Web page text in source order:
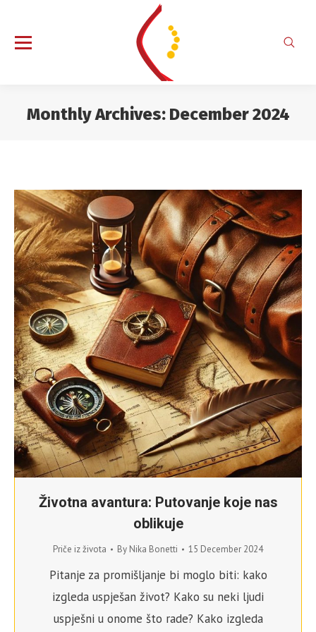
Monthly Archives: December 2024
Životna avantura: Putovanje koje nas
oblikuje
Priče iz života By Nika Bonetti 15 December 2024
Pitanje za promišljanje bi moglo biti: kako
izgleda uspješan život? Kako su neki ljudi
uspješni u onome što rade? Kako izgleda